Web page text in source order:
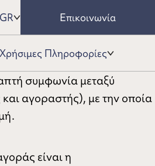
GR Επικοινωνία
Χρήσιμες Πληροφορίες
συμφωνία μεταξύ
αγοραστής), με την οποία
είναι η